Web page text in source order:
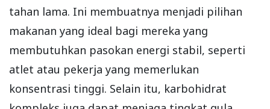
tahan lama. Ini membuatnya menjadi pilihan
makanan yang ideal bagi mereka yang
membutuhkan pasokan energi stabil, seperti
atlet atau pekerja yang memerlukan
konsentrasi tinggi. Selain itu, karbohidrat